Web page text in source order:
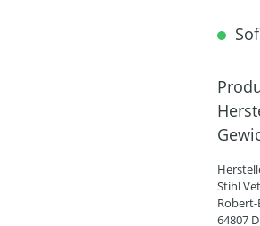
Stihl
Robert-
64807